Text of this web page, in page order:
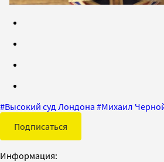
#Высокий суд Лондона #Михаил
Подписаться
Информация: